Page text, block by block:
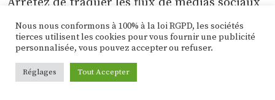
de votre ex pour vérifier si vous lui manquez.
Croyez-moi, vous ne leur manquerez pas.
Vous n’avez pas besoin de prendre des
Nous nous conformons à 100% à la loi RGPD, les sociétés
tierces utilisent les cookies pour vous fournir une publicité
personnalisée, vous pouvez accepter ou refuser.
Réglages Tout Accepter